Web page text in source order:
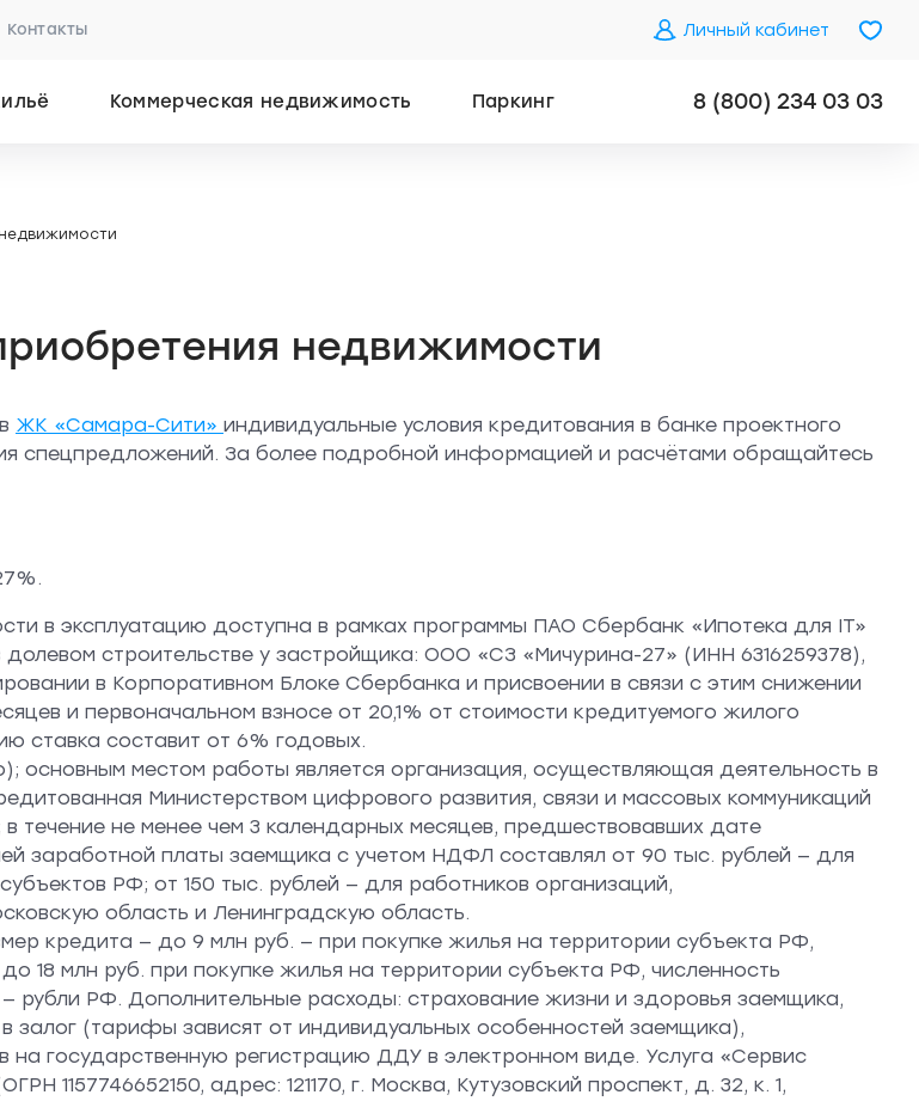
Контакты Личный кабинет
Коммерческая недвижимость Паркинг 8 (800) 234 03 03
недвижимости
ЖК «Самара-Сити» индивидуальные условия кредитования в банке проектного
спецпредложений. За более подробной информацией и расчётами обращайтесь
в эксплуатацию доступна в рамках программы ПАО Сбербанк «Ипотека для IT»
строительстве у застройщика: ООО «СЗ «Мичурина-27» (ИНН 6316259378),
в Корпоративном Блоке Сбербанка и присвоении в связи с этим снижении
и первоначальном взносе от 20,1% от стоимости кредитуемого жилого
ставка составит от 6% годовых.
основным местом работы является организация, осуществляющая деятельность в
Министерством цифрового развития, связи и массовых коммуникаций
течение не менее чем 3 календарных месяцев, предшествовавших дате
заработной платы заемщика с учетом НДФЛ составлял от 90 тыс. рублей — для
РФ; от 150 тыс. рублей — для работников организаций,
область и Ленинградскую область.
кредита — до 9 млн руб. — при покупке жилья на территории субъекта РФ,
18 млн руб. при покупке жилья на территории субъекта РФ, численность
рубли РФ. Дополнительные расходы: страхование жизни и здоровья заемщика,
(тарифы зависят от индивидуальных особенностей заемщика),
государственную регистрацию ДДУ в электронном виде. Услуга «Сервис
1157746652150, адрес: 121170, г. Москва, Кутузовский проспект, д. 32, к. 1,